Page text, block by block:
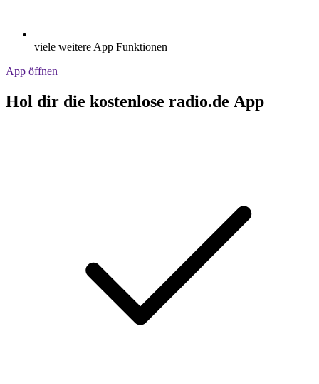
viele weitere App Funktionen
App öffnen
Hol dir die kostenlose radio.de App